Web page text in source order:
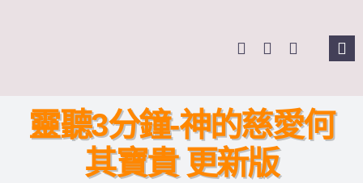
關於我們
靈聽3分鐘-神的慈愛何
其寶貴 更新版